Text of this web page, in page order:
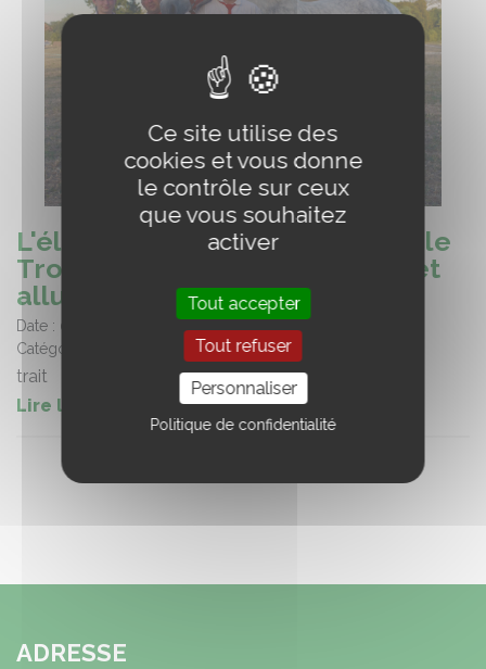
L'élevage du Plessis remporte le
Trophée Régional au modèle et
allures régional Percheron
Date : 01/09/2025
Catégorie :
Elevage travail
trait
Lire la suite de l'article
ADRESSE
Ce site utilise des
cookies et vous donne
le contrôle sur ceux
que vous souhaitez
activer
Tout accepter
Tout refuser
Personnaliser
Politique de confidentialité